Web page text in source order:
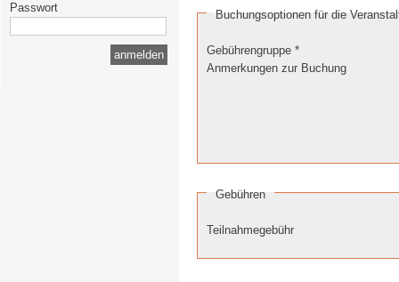
Passwort
Buchungsoptionen für die
Gebührengruppe *
Anmerkungen zur Buchung
Gebühren
Teilnahmegebühr